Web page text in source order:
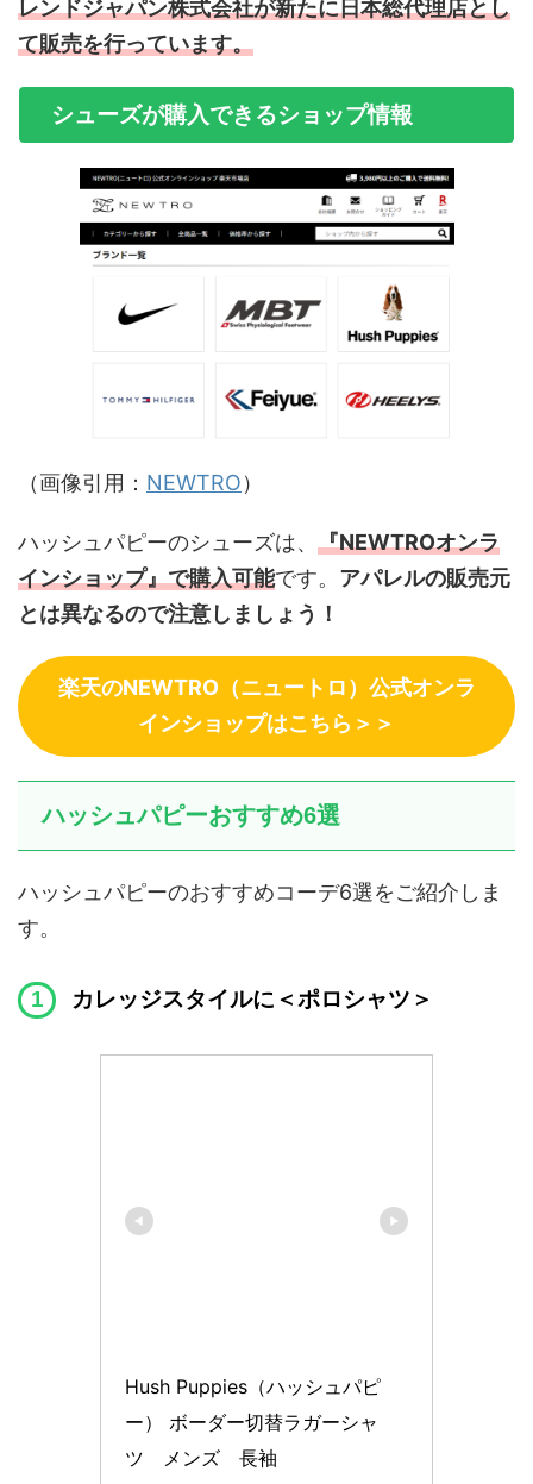
レンドジャパン株式会社が新たに日本総代理店とし
て販売を行っています。
シューズが購入できるショップ情報
（画像引用： NEWTRO）
ハッシュパピーのシューズは、 『NEWTROオンラ
インショップ』で購入可能です。 アパレルの販売元
とは異なるので注意しましょう！
楽天のNEWTRO（ニュートロ）公式オンラ
インショップはこちら＞＞
ハッシュパピーおすすめ6選
ハッシュパピーのおすすめコーデ6選をご紹介しま
す。
カレッジスタイルに＜ポロシャツ＞
Hush Puppies（ハッシュパピ
ー） ボーダー切替ラガーシャ
ツ　メンズ　長袖